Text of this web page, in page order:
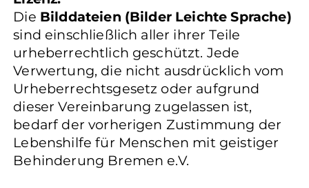
Die Bilddateien (Bilder Leichte Sprache)
sind einschließlich aller ihrer Teile
urheberrechtlich geschützt. Jede
Verwertung, die nicht ausdrücklich vom
Urheberrechtsgesetz oder aufgrund
dieser Vereinbarung zugelassen ist,
bedarf der vorherigen Zustimmung der
Lebenshilfe für Menschen mit geistiger
Behinderung Bremen e.V.